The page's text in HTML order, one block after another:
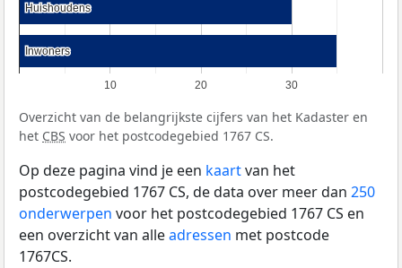
10 20 30
Huishoudens
Huishoudens
Inwoners
Inwoners
Overzicht van de belangrijkste cijfers van het Kadaster en
het CBS voor het postcodegebied 1767 CS.
Op deze pagina vind je een kaartvan het
postcodegebied 1767 CS, de data over meer dan 250
onderwerpen voor het postcodegebied 1767 CS en
een overzicht van alleadressen met postcode
1767CS.